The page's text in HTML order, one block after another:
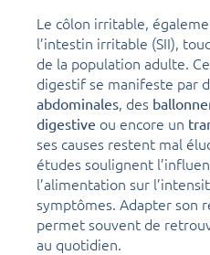
Le côlon irritable,
l’intestin irritable (SII),
de la population adulte.
digestif se manifeste par
abdominales, des
digestive ou encore un
ses causes restent mal
études soulignent
l’alimentation sur
symptômes. Adapter son
permet souvent de
au quotidien.